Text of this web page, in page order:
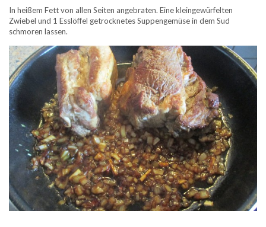
In heißem Fett von allen Seiten angebraten. Eine kleingewürfelten
Zwiebel und 1 Esslöffel getrocknetes Suppengemüse in dem Sud
schmoren lassen.